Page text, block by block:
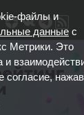
файлы и
данные с
Метрики. Это
и